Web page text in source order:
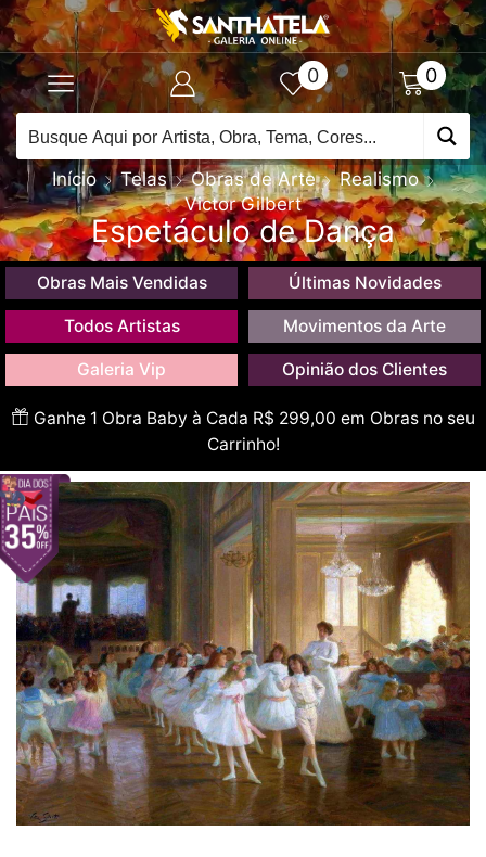
0 0
Início Telas Obras de Arte
Realismo
Victor Gilbert
Espetáculo de Dança
Obras Mais Vendidas Últimas Novidades
Todos Artistas Movimentos da Arte
Galeria Vip Opinião dos Clientes
Ganhe 1 Obra Baby à Cada R$ 299,00 em Obras no seu
Carrinho!